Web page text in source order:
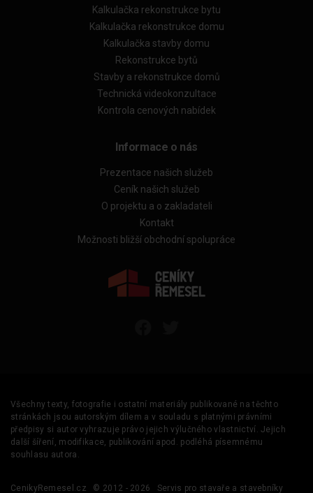
Kalkulačka rekonstrukce bytu
Kalkulačka rekonstrukce domu
Kalkulačka stavby domu
Rekonstrukce bytů
Stavby a rekonstrukce domů
Technická videokonzultace
Kontrola cenových nabídek
Informace o nás
Prezentace našich služeb
Ceník našich služeb
O projektu a o zakladateli
Kontakt
Možnosti bližší obchodní spolupráce
Všechny texty, fotografie i ostatní materiály publikované na těchto
stránkách jsou autorským dílem a v souladu s platnými právními
předpisy si autor vyhrazuje právo jejich výlučného vlastnictví. Jejich
další šíření, modifikace, publikování apod. podléhá písemnému
souhlasu autora.
CenikyRemesel.cz © 2012 - 2026 Servis pro stavaře a stavebníky